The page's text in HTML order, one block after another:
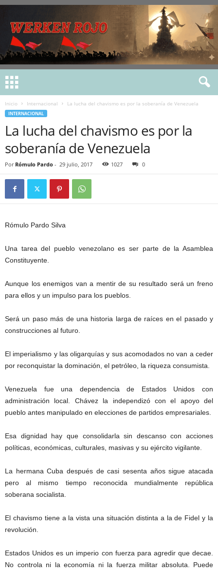
Inicio Internacional La lucha del chavismo es por la soberanía de Venezuela
INTERNACIONAL
La lucha del chavismo es por la
soberanía de Venezuela
Por Rómulo Pardo - 29 julio, 2017 1027 0
Rómulo Pardo Silva
Una tarea del pueblo venezolano es ser parte de la Asamblea
Constituyente.
Aunque los enemigos van a mentir de su resultado será un freno
para ellos y un impulso para los pueblos.
Será un paso más de una historia larga de raíces en el pasado y
construcciones al futuro.
El imperialismo y las oligarquías y sus acomodados no van a ceder
por reconquistar la dominación, el petróleo, la riqueza consumista.
Venezuela fue una dependencia de Estados Unidos con
administración local. Chávez la independizó con el apoyo del
pueblo antes manipulado en elecciones de partidos empresariales.
Esa dignidad hay que consolidarla sin descanso con acciones
políticas, económicas, culturales, masivas y su ejército vigilante.
La hermana Cuba después de casi sesenta años sigue atacada
pero al mismo tiempo reconocida mundialmente república
soberana socialista.
El chavismo tiene a la vista una situación distinta a la de Fidel y la
revolución.
Estados Unidos es un imperio con fuerza para agredir que decae.
No controla ni la economía ni la fuerza militar absoluta. Puede